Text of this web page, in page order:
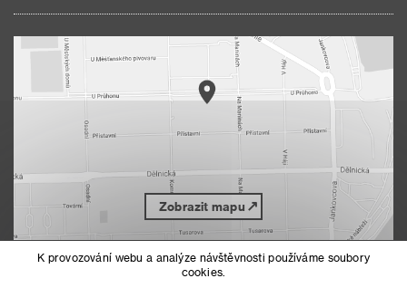
Zobrazit mapu
K provozování webu a analýze návštěvnosti používáme soubory
cookies.